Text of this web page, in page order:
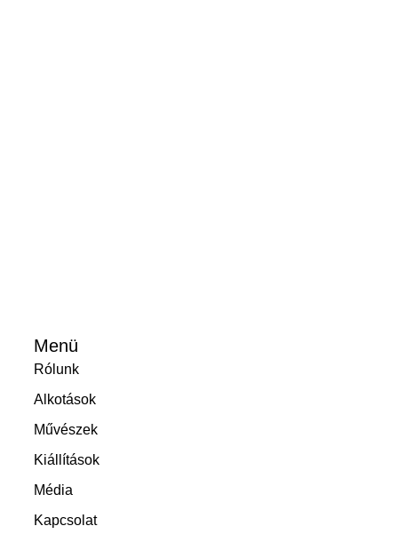
Menü
Rólunk
Alkotások
Művészek
Kiállítások
Média
Kapcsolat